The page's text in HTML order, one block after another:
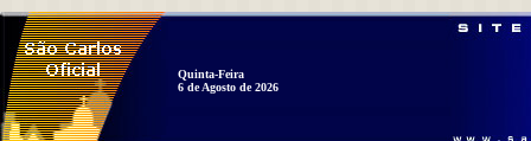
Quinta-Feira
6 de Agosto de 2026